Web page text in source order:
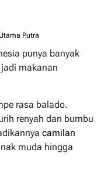
Putra
punya banyak
makanan
rasa balado.
renyah dan bumbu
camilan
muda hingga